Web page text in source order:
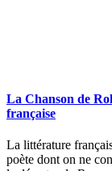
La Chanson de
française
La littérature
poète dont on ne